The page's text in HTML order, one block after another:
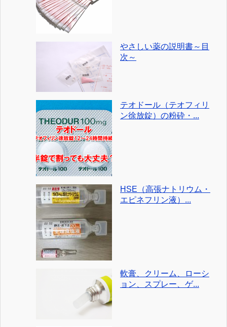
やさしい薬の説明書～目
次～
テオドール（テオフィリ
ン徐放錠）の粉砕・...
HSE（高張ナトリウム・
エピネフリン液）...
軟膏、クリーム、ローシ
ョン、スプレー、ゲ...